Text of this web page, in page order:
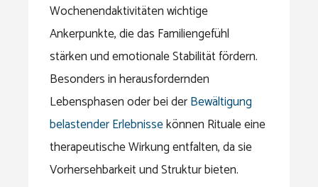
Wochenendaktivitäten wichtige
Ankerpunkte, die das Familiengefühl
stärken und emotionale Stabilität fördern.
Besonders in herausfordernden
Lebensphasen oder bei derBewältigung
belastender Erlebnissekönnen Rituale eine
therapeutische Wirkung entfalten, da sie
Vorhersehbarkeit und Struktur bieten.